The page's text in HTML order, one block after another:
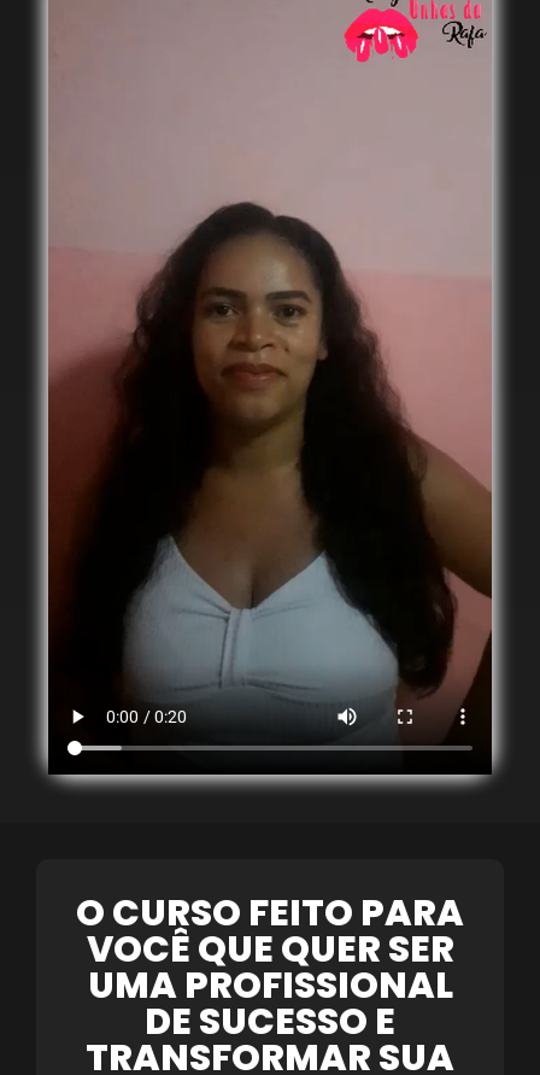
O CURSO FEITO PARA
VOCÊ QUE QUER SER
UMA PROFISSIONAL
DE SUCESSO E
TRANSFORMAR SUA